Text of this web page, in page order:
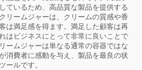
ているため、高品質な製品を提供する
リームジャーは、クリームの質感や香
は満足感を得ます。満足した顧客は再
はビジネスにとって非常に良いことで
ームジャーは単なる通常の容器ではな
消費者に感動を与え、製品を最良の状
ールです。